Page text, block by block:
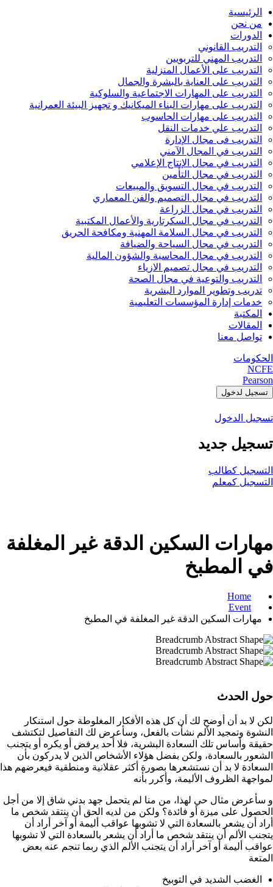
الرئيسية
من نحن
الدورات
التدريب القانوني
التدريب المهني للتربويين
التدريب على الأعمال المنزلية
التدريب على العناية بالبشرة والجمال
التدريب على المهارات الاجتماعية والسلوكية
التدريب على مهارات البناء الميكانيك و تجهيز البيئة العمرانية
التدريب على مهارات الحاسوب
التدريب علي خدمات النقل
التدريب فى مجال الإدارة
التدريب في المجال الآمني
التدريب في مجال الإنتاج الإعلامي
التدريب في مجال التأمين
التدريب في مجال التسويق والمبيعات
التدريب في مجال التصميم والفن المعماري
التدريب في مجال الزراعة
التدريب في مجال السكرتارية والأعمال المكتبية
التدريب في مجال السلامة المهنية ومكافحة الحريق
التدريب في مجال السياحة والضيافة
التدريب في مجال المحاسبة والشؤون المالية
التدريب في مجال تصميم الازياء
التدريب والتوعية في مجال الصحة
تدريب وتطوير الموارد البشرية
خدمات إدارة المؤسسات التعليمية
المكتبة
المقالات
تواصل معنا
الحكومات
NCFE
Pearson
تسجيل لدخول
تسجيل الدخول
تسجيل جديد
التسجيل كطالب
التسجيل كمعلم
مهارات السكين الدقة غير المغلفة
في المطبخ
Home
Event
مهارات السكين الدقة غير المغلفة في المطبخ
حول الحدث
لكن لا بد أن أوضح لك أن كل هذه الأفكار المغلوطة حول استنكار
النشوة وتمجيد الألم نشأت بالفعل، وسأعرض لك التفاصيل لتكتشف
حقيقة وأساس تلك السعادة البشرية، فلا أحد يرفض أو يكره أو يتجنب
الشعور بالسعادة، ولكن بفضل هؤلاء الأشخاص الذين لا يدركون بأن
السعادة لا بد أن نستشعرها بصورة أكثر عقلانية ومنطقية فيعرضهم هذا
لمواجهة الظروف الأليمة، وأكرر بأنه
و سأعرض مثال حي لهذا، من منا لم يتحمل جهد بدني شاق إلا من أجل
الحصول على ميزة أو فائدة؟ ولكن من لديه الحق أن ينتقد شخص ما
أراد أن يشعر بالسعادة التي لا تشوبها عواقب أليمة أو آخر أراد أن
يتجنب الألم أن ينتقد شخص ما أراد أن يشعر بالسعادة التي لا تشوبها
عواقب أليمة أو آخر أراد أن يتجنب الألم الذي ربما تنجم عنه بعض
المتعة
الغضب الشديد في التوبيخ